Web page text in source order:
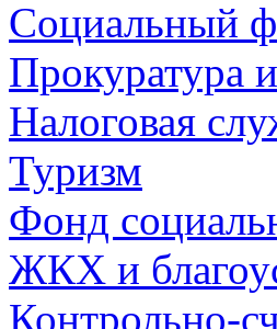
Социальный
Прокуратура
Налоговая
Туризм
Фонд
ЖКХ и
Контрольно-